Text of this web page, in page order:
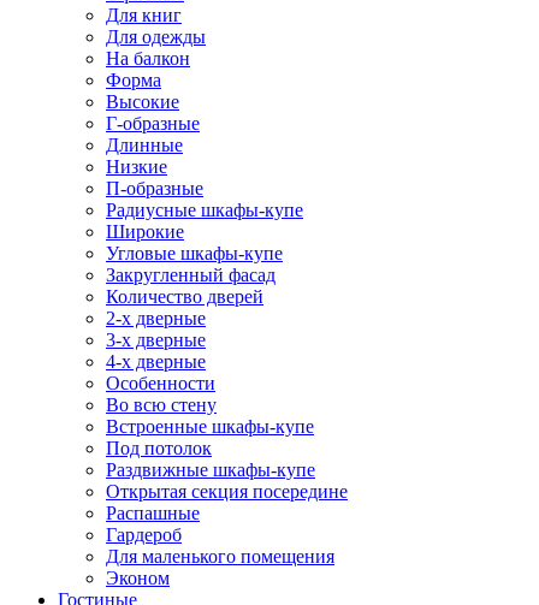
Для книг
Для одежды
На балкон
Форма
Высокие
Г-образные
Длинные
Низкие
П-образные
Радиусные шкафы-купе
Широкие
Угловые шкафы-купе
Закругленный фасад
Количество дверей
2-х дверные
3-х дверные
4-х дверные
Особенности
Во всю стену
Встроенные шкафы-купе
Под потолок
Раздвижные шкафы-купе
Открытая секция посередине
Распашные
Гардероб
Для маленького помещения
Эконом
Гостиные